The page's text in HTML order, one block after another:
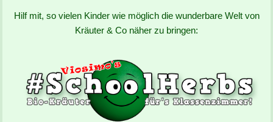
Hilf mit, so vielen Kinder wie möglich die wunderbare Welt von
Kräuter & Co näher zu bringen: